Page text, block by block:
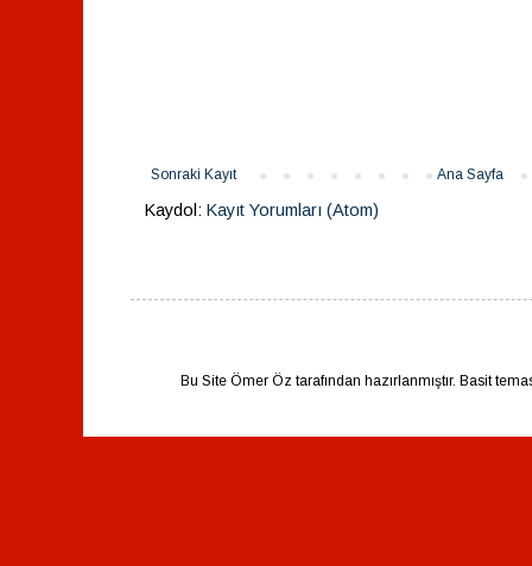
Sonraki Kayıt Ana Sayfa
Kaydol: Kayıt Yorumları (Atom)
Bu Site Ömer Öz tarafından hazırlanmıştır. Basit